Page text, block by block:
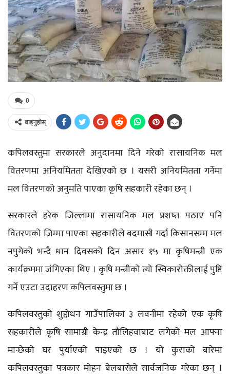
0
बाड्नुहोस्
कपिलवस्तुमा सरकारले अनुदानमा दिने गरेको रासायनिक मल
वितरणमा अनियमितता देखिएको छ । यसरी अनियमितता गर्नेमा
मल वितरणको अनुमति पाएका कृषि सहकारी रहेका छन् ।
सरकारले हरेक जिल्लामा रासायनिक मल प्रशष्त पठाए पनि
वितरणको जिम्मा पाएका सहकारीले बदमासी गर्दा किसानसम्म मल
नपुगेको भन्दै धान दिवसको दिन असार १५ मा कृषिमन्त्री एक
कार्यक्रममा जंगिएका थिए । कृषि मन्त्रीको त्यो स्विकारोक्तीलाई पुष्टि
गर्ने एउटा उदाहरण कपिलवस्तुमा छ ।
कपिलवस्तुको शुद्दोधन गाउँपालिका ३ लवनीमा रहेको एक कृषि
सहकारीले कृषि सामाग्री केन्द्र तौलिहवाबाट लगेको मल आफ्ना
मान्छेको घर पुर्याएको पाइएको छ । यो कुराको बारेमा
कपिलवस्तुका पत्रकार मोहन बेलबासेले सार्वजनिक गरेका छन् ।